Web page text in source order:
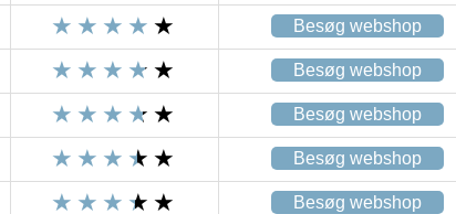
Besøg webshop
Besøg webshop
Besøg webshop
Besøg webshop
Besøg webshop